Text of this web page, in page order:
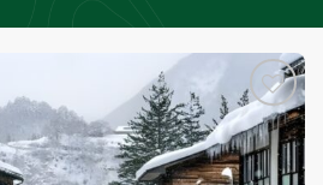
Add
to
wishlist